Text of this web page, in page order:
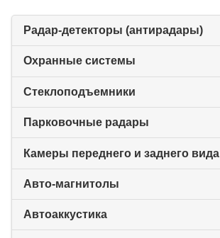
Радар-детекторы (антирадары)
Охранные системы
Стеклоподъемники
Парковочные радары
Камеры переднего и заднего вида
Авто-магнитолы
Автоаккустика